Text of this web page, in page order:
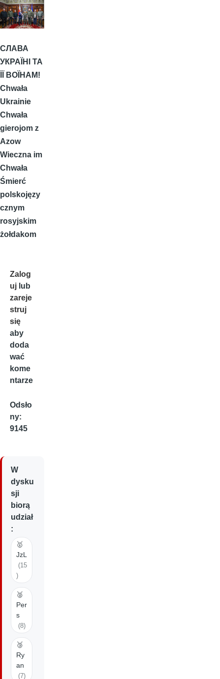
СЛАВА
УКРАЇНІ ТА
ЇЇ ВОЇНАМ!
Chwała
Ukrainie
Chwała
gierojom z
Azow
Wieczna im
Chwała
Śmierć
polskojęzy
cznym
rosyjskim
żołdakom
Zalog
uj lub
zareje
struj
się
aby
doda
wać
kome
ntarze
Odsło
ny:
9145
W
dysku
sji
biorą
udział
:
🥇
JzL
(15
)
🥈
Per
s
(8)
🥉
Ry
an
(7)